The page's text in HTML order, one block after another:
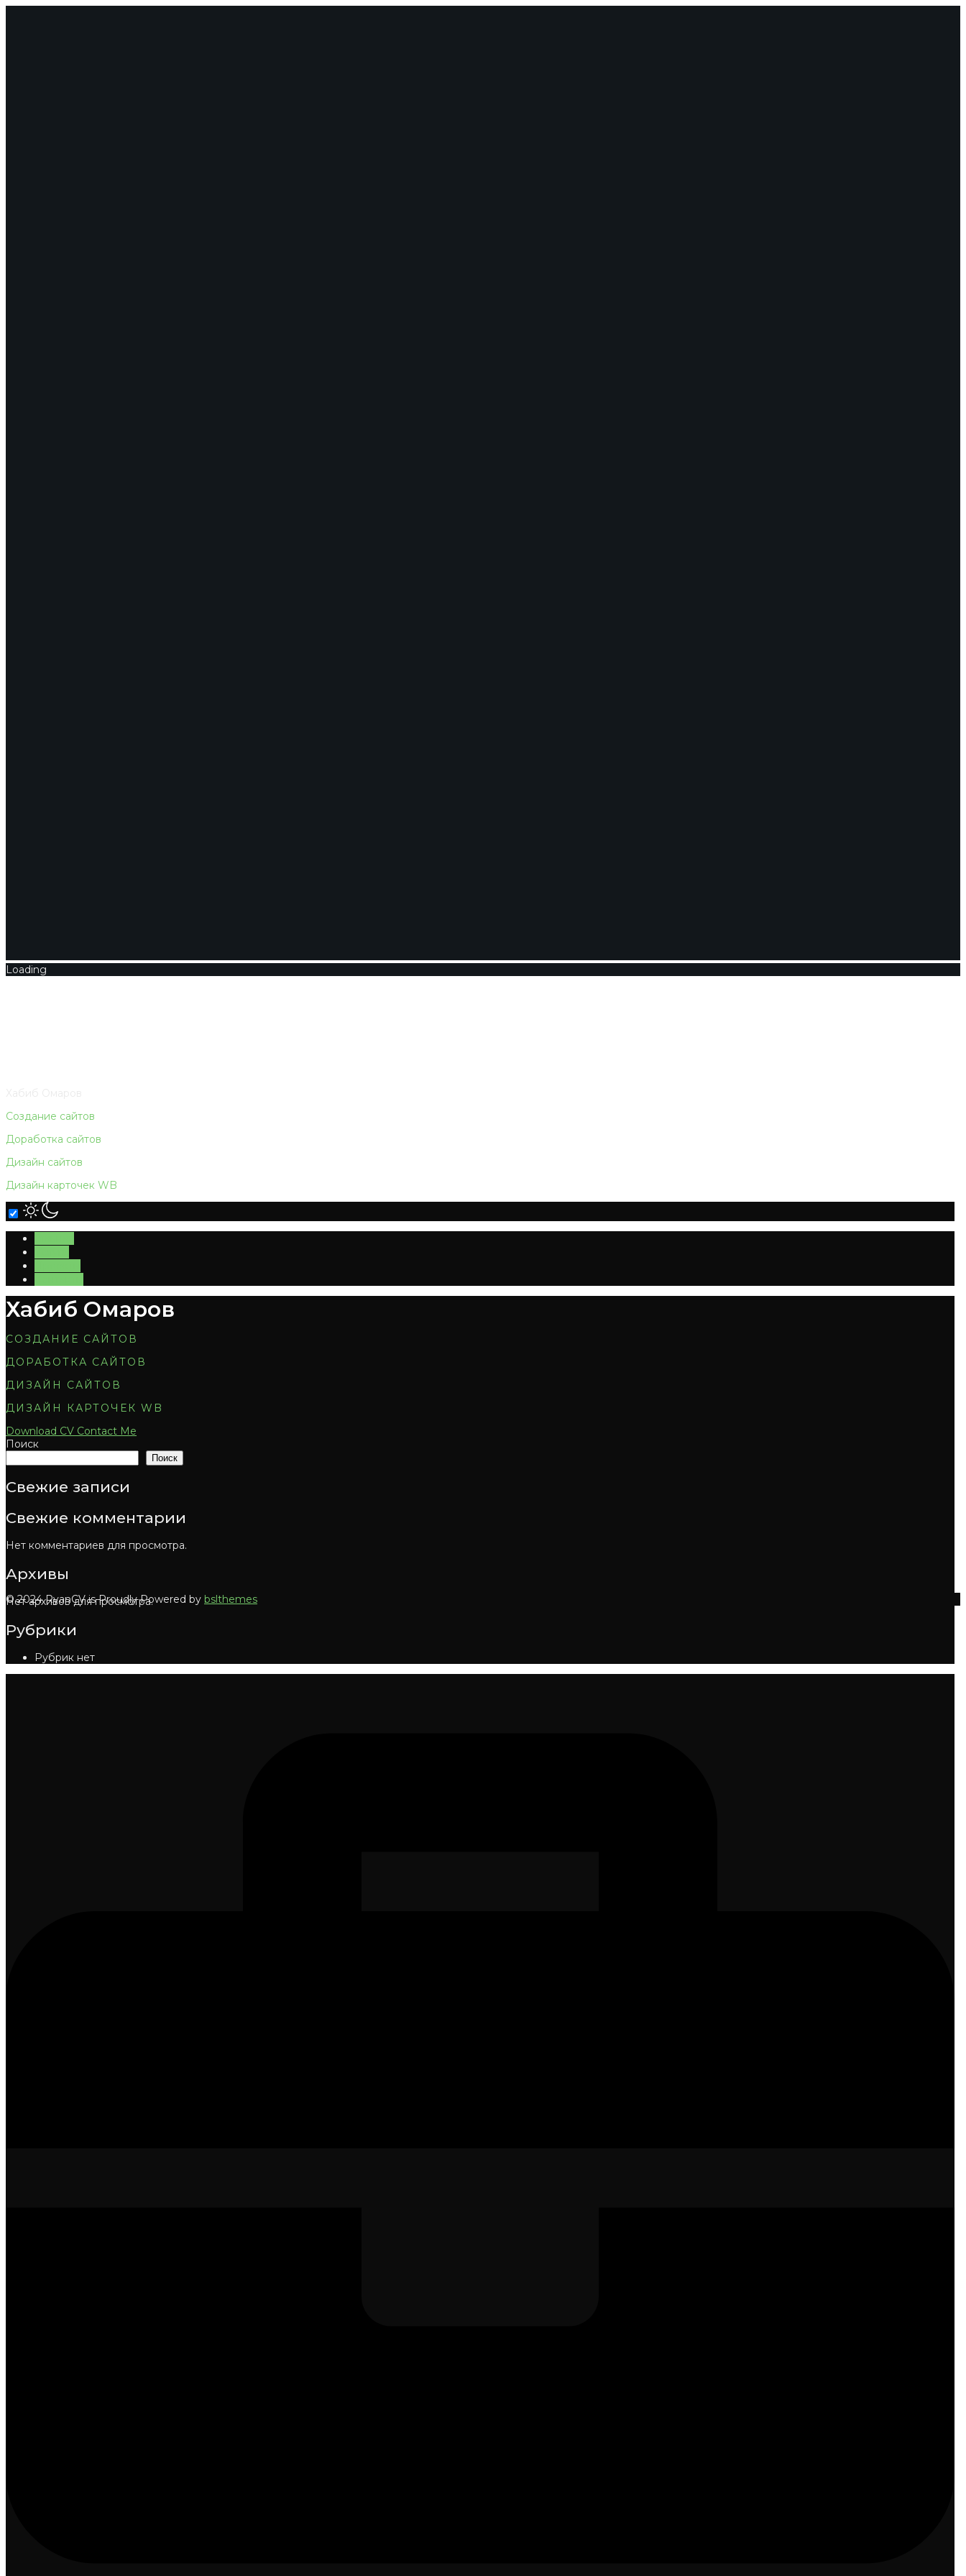
Loading
Создание сайтов
Доработка сайтов
Дизайн сайтов
Дизайн карточек WB
Хабиб Омаров
СОЗДАНИЕ САЙТОВ
ДОРАБОТКА САЙТОВ
ДИЗАЙН САЙТОВ
ДИЗАЙН КАРТОЧЕК WB
Download CV Contact Me
Поиск
Поиск
Свежие записи
Свежие комментарии
Нет комментариев для просмотра.
Архивы
Нет архивов для просмотра.
Рубрики
Рубрик нет
© 2024 RyanCV is Proudly Powered by bslthemes